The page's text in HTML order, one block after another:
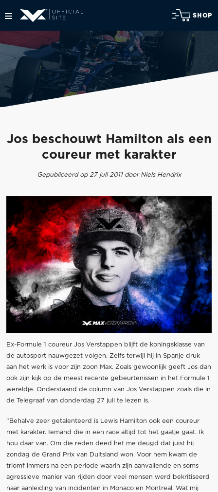
SHOP
Jos beschouwt Hamilton als een
coureur met karakter
Gepubliceerd op 27 juli 2011 door Niels Hendrix
Ex-Formule 1 coureur Jos Verstappen blijft de koningsklasse van
de autosport nauwgezet volgen. Zelfs terwijl hij in Spanje druk
aan het werk is voor zijn zoon Max. Zoals gewoonlijk geeft Jos dan
ook zijn kijk op de meest recente gebeurtenissen in het Formule 1
wereldje. Onderstaand de column van Jos Verstappen zoals die in
de Telegraaf van donderdag 27 juli te lezen is.
"Behalve zeer getalenteerd is Lewis Hamilton ook een coureur
met karakter. Iemand die in een race altijd tot het gaatje gaat. Ik
hou daar van. Om die reden deed het me deugd dat juist hij
zondag de Grand Prix van Duitsland won. Voor hem kwam de
triomf immers na een periode waarin zijn aanvallende en soms
agressieve manier van rijden door veel mensen werd bekritiseerd
naar aanleiding van incidenten in Monaco en Montreal. Wat mij